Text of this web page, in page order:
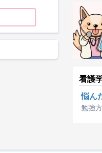
看護
悩ん
勉強